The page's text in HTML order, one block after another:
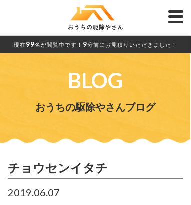
現在99名が閲覧中です！ 9分前にお見積りいただきました！
BLOG
おうちの駆除やさんブログ
チョウセンイタチ
2019.06.07